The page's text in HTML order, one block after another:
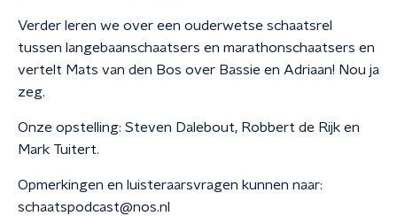
Verder leren we over een ouderwetse schaatsrel
tussen langebaanschaatsers en marathonschaatsers en
vertelt Mats van den Bos over Bassie en Adriaan! Nou ja
zeg.
Onze opstelling: Steven Dalebout, Robbert de Rijk en
Mark Tuitert.
Opmerkingen en luisteraarsvragen kunnen naar:
schaatspodcast@nos.nl